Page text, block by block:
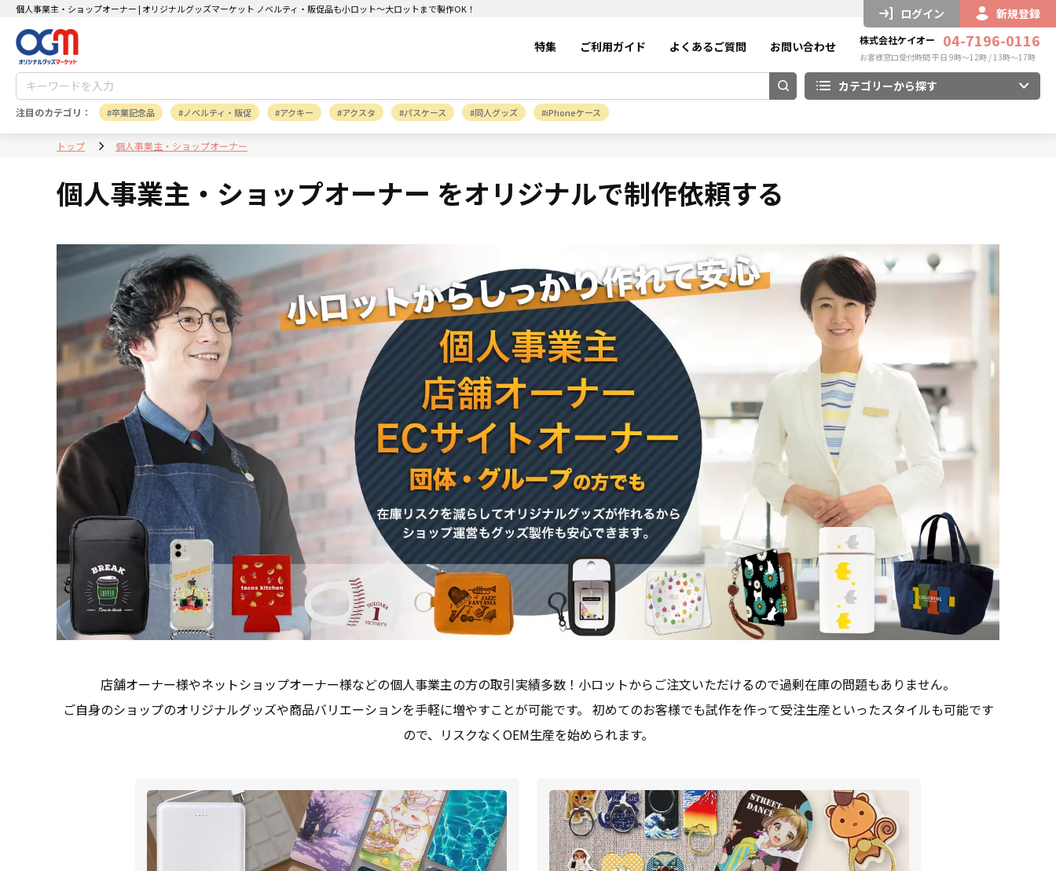
個人事業主・ショップオーナー | オリジナルグッズマーケット ノベルティ・販促品も小ロット～大ロットまで製作OK！ ログイン 新規登録
特集 ご利用ガイド よくあるご質問 お問い合わせ 株式会社ケイオー 04-7196-0116
お客様窓口受付時間 平日 9時～12時 / 13時～17時
カテゴリーから探す
注目のカテゴリ： 卒業記念品 ノベルティ・販促 アクキー アクスタ パスケース 同人グッズ iPhoneケース
トップ 個人事業主・ショップオーナー
個人事業主・ショップオーナー をオリジナルで制作依頼する
店舗オーナー様やネットショップオーナー様などの個人事業主の方の取引実績多数！小ロットからご注文いただけるので過剰在庫の問題もありません。
ご自身のショップのオリジナルグッズや商品バリエーションを手軽に増やすことが可能です。 初めてのお客様でも試作を作って受注生産といったスタイルも可能です
ので、リスクなくOEM生産を始められます。